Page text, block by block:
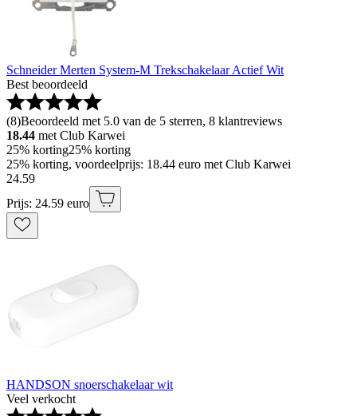
Schneider Merten System-M Trekschakelaar Actief Wit
Best beoordeeld
(8)Beoordeeld met 5.0 van de 5 sterren, 8 klantreviews
18.44 met Club Karwei
25% korting25% korting
25% korting, voordeelprijs: 18.44 euro met Club Karwei
24.59
Prijs: 24.59 euro
HANDSON snoerschakelaar wit
Veel verkocht